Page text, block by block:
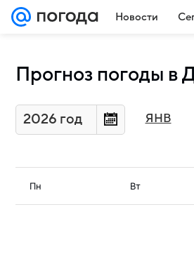
Новости
Прогноз погоды в
2026 год ЯНВ
Пн Вт